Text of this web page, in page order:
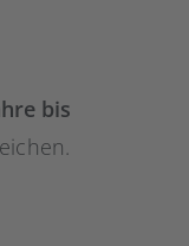
bis